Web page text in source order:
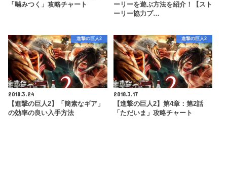
「噛みつく」攻略チャート
ーリーを遊ぶ方法を紹介！【スト
ーリー協力プ…
進撃の巨人2
2018.3.24
【進撃の巨人2】「簡素なギア」
の効率の良い入手方法
進撃の巨人2
2018.3.17
【進撃の巨人2】第4章：第2話
「ただいま」攻略チャート